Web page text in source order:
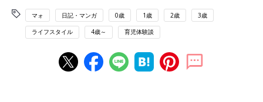
マォ 日記・マンガ 0歳 1歳 2歳 3歳
ライフスタイル 4歳～ 育児体験談